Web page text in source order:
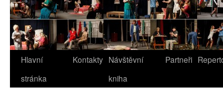
Hlavní
stránka
Kontakty Návštěvní
kniha
Partneři